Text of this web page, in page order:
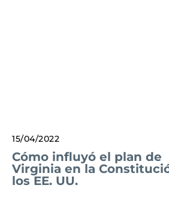
15/04/2022
Cómo influyó el plan de
Virginia en la
los EE. UU.